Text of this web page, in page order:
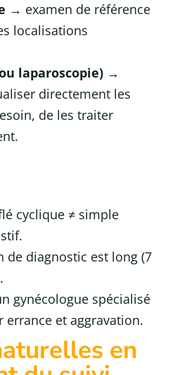
→ examen de référence
localisations
laparoscopie) →
directement les
de les traiter
cyclique ≠ simple
de diagnostic est long (7
gynécologue spécialisé
errance et aggravation.
en